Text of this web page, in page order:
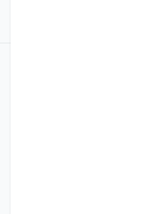
آب، با تکیه بر دانش فنی و
و پایدار گام برمی‌دارد. ما
یک حق اساسی و زیربنای